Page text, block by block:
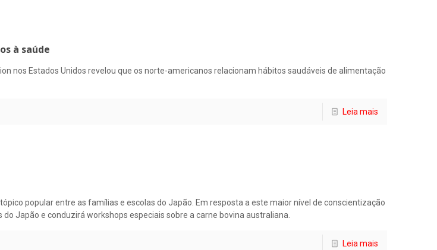
à saúde
nos Estados Unidos revelou que os norte-americanos relacionam hábitos saudáveis de alimentação
Leia mais
popular entre as famílias e escolas do Japão. Em resposta a este maior nível de conscientização
Japão e conduzirá workshops especiais sobre a carne bovina australiana.
Leia mais